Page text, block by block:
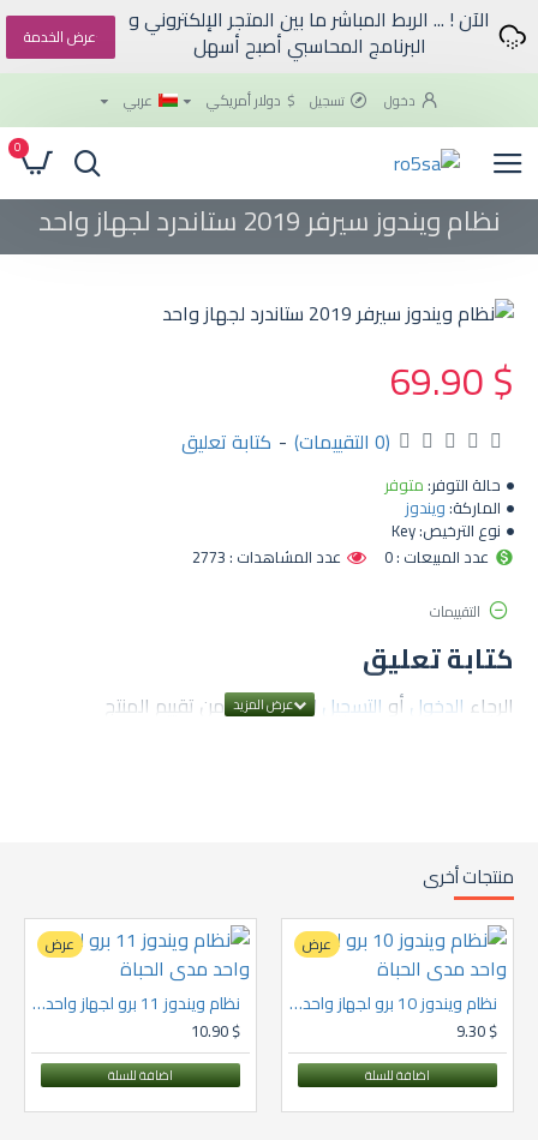
الآن ! ... الربط المباشر ما بين المتجر الإلكتروني و
البرنامج المحاسبي أصبح أسهل عرض الخدمة
دخول تسجيل $ دولار أمريكي عربي
0
نظام ويندوز سيرفر 2019 ستاندرد لجهاز واحد
حالة التوفر:متوفر
الماركة:ويندوز
نوع الترخيص:Key
عدد المبيعات : 0
عدد المشاهدات : 2773
(0 التقييمات) - كتابة تعليق
$ 69.90
التقييمات
كتابة تعليق
الرجاء الدخول أو التسجيل لكي تتمكن من تقييم المنتج
منتجات أخرى
عرض
نظام ويندوز 10 برو لجهاز واحد مدى الحباة
$ 9.30
اضافة للسلة
عرض
نظام ويندوز 11 برو لجهاز واحد مدى الحباة
$ 10.90
اضافة للسلة